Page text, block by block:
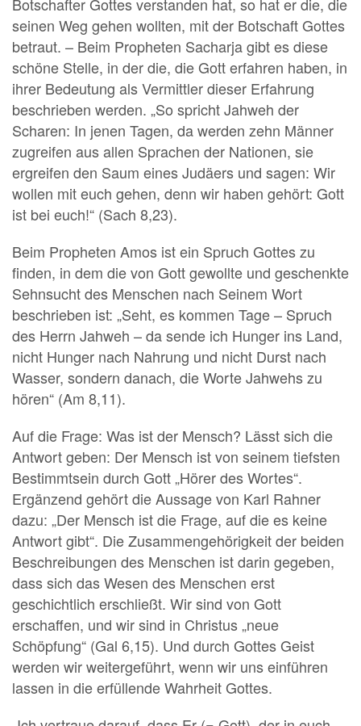
seinen Weg gehen wollten, mit der Botschaft Gottes
betraut. – Beim Propheten Sacharja gibt es diese
schöne Stelle, in der die, die Gott erfahren haben, in
ihrer Bedeutung als Vermittler dieser Erfahrung
beschrieben werden. „So spricht Jahweh der
Scharen: In jenen Tagen, da werden zehn Männer
zugreifen aus allen Sprachen der Nationen, sie
ergreifen den Saum eines Judäers und sagen: Wir
wollen mit euch gehen, denn wir haben gehört: Gott
ist bei euch!“ (Sach 8,23).
Beim Propheten Amos ist ein Spruch Gottes zu
finden, in dem die von Gott gewollte und geschenkte
Sehnsucht des Menschen nach Seinem Wort
beschrieben ist: „Seht, es kommen Tage – Spruch
des Herrn Jahweh – da sende ich Hunger ins Land,
nicht Hunger nach Nahrung und nicht Durst nach
Wasser, sondern danach, die Worte Jahwehs zu
hören“ (Am 8,11).
Auf die Frage: Was ist der Mensch? Lässt sich die
Antwort geben: Der Mensch ist von seinem tiefsten
Bestimmtsein durch Gott „Hörer des Wortes“.
Ergänzend gehört die Aussage von Karl Rahner
dazu: „Der Mensch ist die Frage, auf die es keine
Antwort gibt“. Die Zusammengehörigkeit der beiden
Beschreibungen des Menschen ist darin gegeben,
dass sich das Wesen des Menschen erst
geschichtlich erschließt. Wir sind von Gott
erschaffen, und wir sind in Christus „neue
Schöpfung“ (Gal 6,15). Und durch Gottes Geist
werden wir weitergeführt, wenn wir uns einführen
lassen in die erfüllende Wahrheit Gottes.